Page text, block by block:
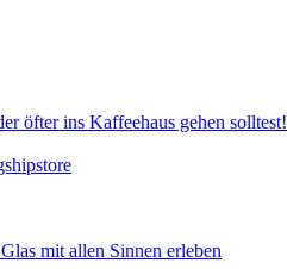
öfter ins Kaffeehaus gehen solltest!
mit allen Sinnen erleben